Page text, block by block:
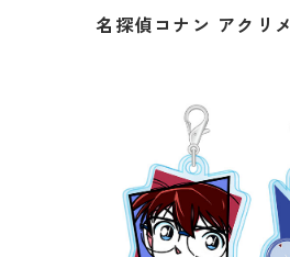
名探偵コナン アクリ